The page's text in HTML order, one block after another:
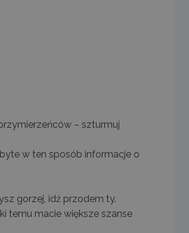
– szturmuj
w ten sposób informacje o
gorzej, idź przodem ty.
temu macie większe szanse